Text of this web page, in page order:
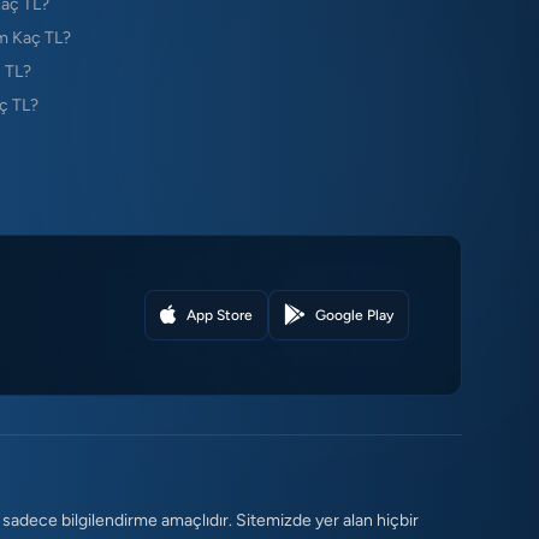
TL?
Kaç TL?
TL?
App Store Google Play
bilgilendirme amaçlıdır. Sitemizde yer alan hiçbir